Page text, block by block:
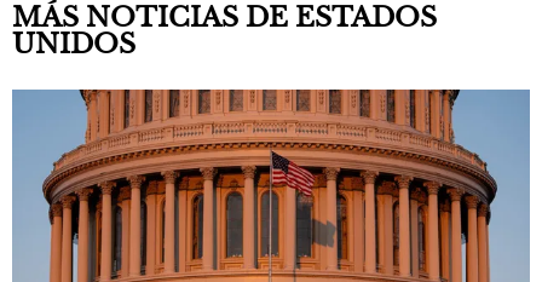
MÁS NOTICIAS DE ESTADOS
UNIDOS